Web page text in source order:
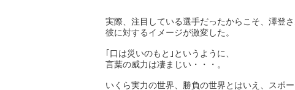
実際、注目している選手だったからこそ、澤登
彼に対するイメージが激変した。
｢口は災いのもと｣というように、
言葉の威力は凄まじい・・・。
いくら実力の世界、勝負の世界とはいえ、スポ